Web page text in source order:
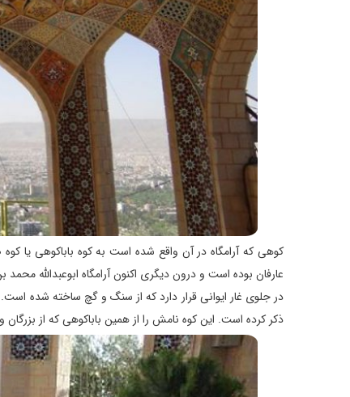
کوهی که آرامگاه در آن واقع شده است به کوه باباکوهی یا
عارفان بوده است و درون دیگری اکنون آرامگاه ابوعبدالله محمد
ذکر کرده است. این کوه نامش را از همین باباکوهی که از